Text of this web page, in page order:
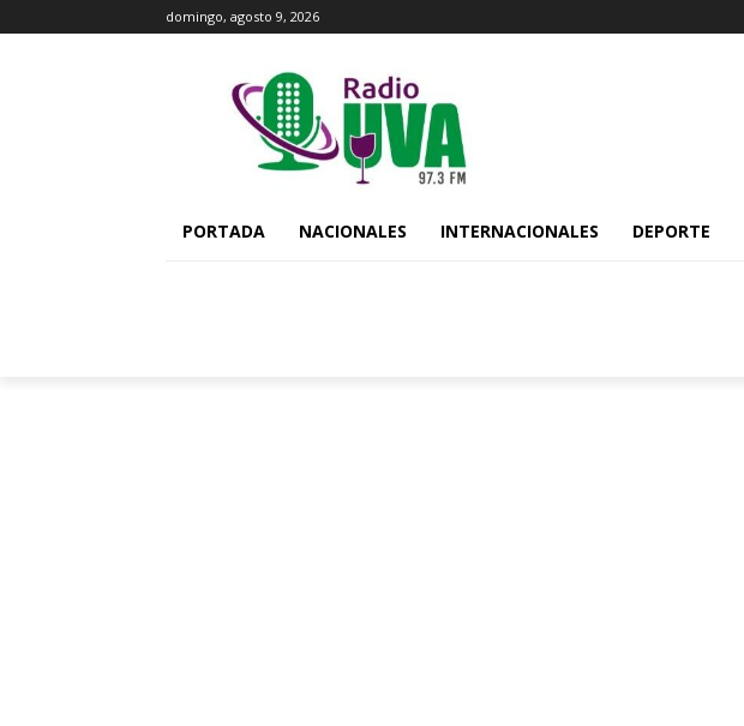
domingo, agosto 9, 2026
PORTADA NACIONALES INTERNACIONALES DEPORTE